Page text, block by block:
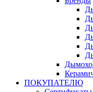
ПОКУПАТЕЛЮ